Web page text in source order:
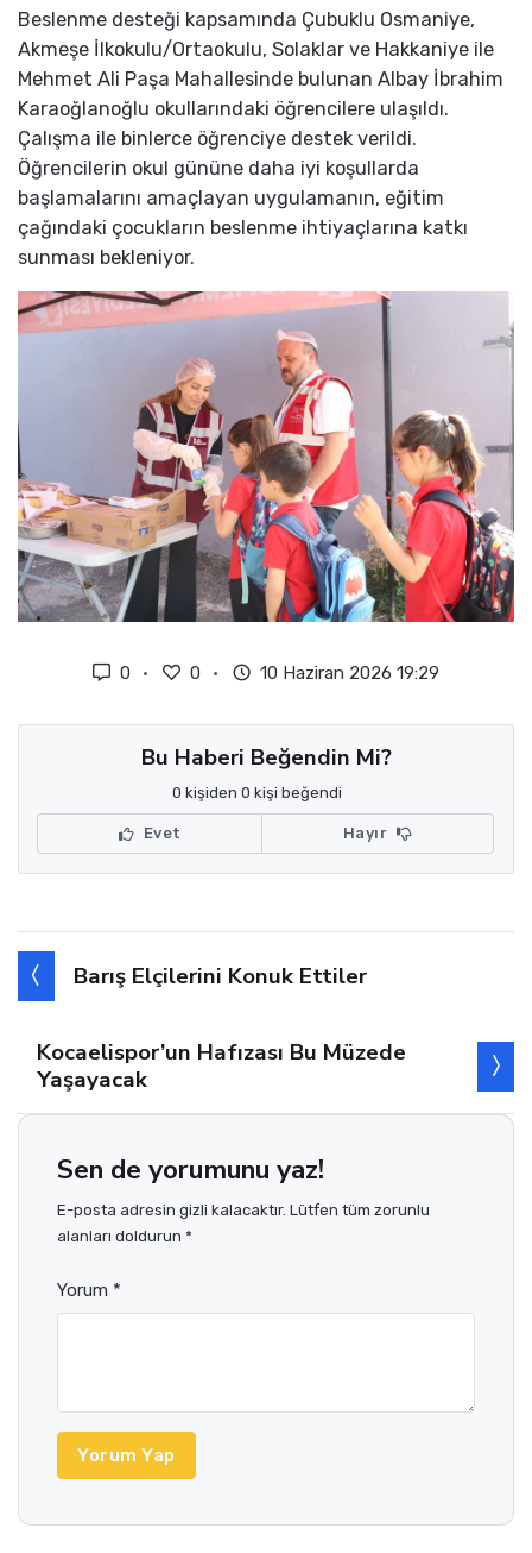
Beslenme desteği kapsamında Çubuklu Osmaniye,
Akmeşe İlkokulu/Ortaokulu, Solaklar ve Hakkaniye ile
Mehmet Ali Paşa Mahallesinde bulunan Albay İbrahim
Karaoğlanoğlu okullarındaki öğrencilere ulaşıldı.
Çalışma ile binlerce öğrenciye destek verildi.
Öğrencilerin okul gününe daha iyi koşullarda
başlamalarını amaçlayan uygulamanın, eğitim
çağındaki çocukların beslenme ihtiyaçlarına katkı
sunması bekleniyor.
0 0 10 Haziran 2026 19:29
Bu Haberi Beğendin Mi?
0 kişiden 0 kişi beğendi
Evet Hayır
Barış Elçilerini Konuk Ettiler
Kocaelispor’un Hafızası Bu Müzede
Yaşayacak
Sen de yorumunu yaz!
E-posta adresin gizli kalacaktır. Lütfen tüm zorunlu
alanları doldurun *
Yorum *
Yorum Yap